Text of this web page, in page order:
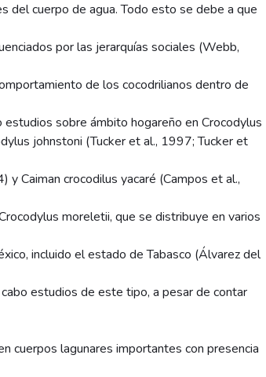
del cuerpo de agua. Todo esto se debe a que
por las jerarquías sociales (Webb,
de los cocodrilianos dentro de
estudios sobre ámbito hogareño en Crocodylus
johnstoni (Tucker et al., 1997; Tucker et
y Caiman crocodilus yacaré (Campos et al.,
moreletii, que se distribuye en varios
incluido el estado de Tabasco (Álvarez del
estudios de este tipo, a pesar de contar
cuerpos lagunares importantes con presencia